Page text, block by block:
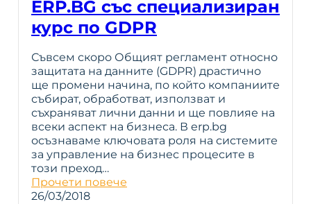
ERP.BG със специализиран
курс по GDPR
Съвсем скоро Общият регламент относно
защитата на данните (GDPR) драстично
ще промени начина, по който компаниите
събират, обработват, използват и
съхраняват лични данни и ще повлияе на
всеки аспект на бизнеса. В erp.bg
осъзнаваме ключовата роля на системите
за управление на бизнес процесите в
този преход…
Прочети повече
26/03/2018